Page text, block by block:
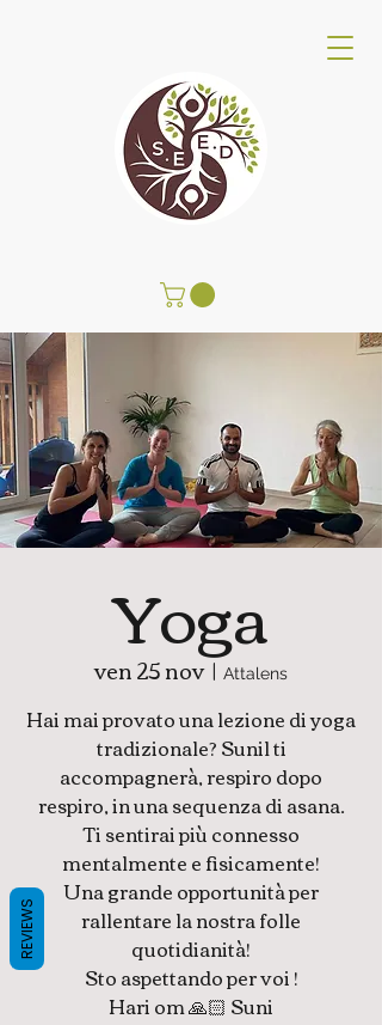
Yoga
ven 25 nov
  |
Attalens
Hai mai provato una lezione di yoga
tradizionale? Sunil ti
accompagnerà, respiro dopo
respiro, in una sequenza di asana.
Ti sentirai più connesso
mentalmente e fisicamente!
Una grande opportunità per
rallentare la nostra folle
quotidianità!
Sto aspettando per voi !
Hari om 🙏🏻 Suni
REVIEWS